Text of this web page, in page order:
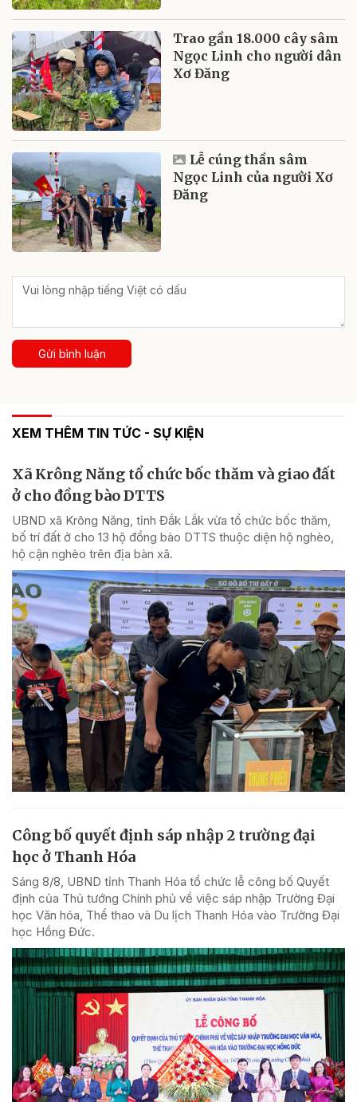
Trao gần 18.000 cây sâm
Ngọc Linh cho người dân
Xơ Đăng
Lễ cúng thần sâm
Ngọc Linh của người Xơ
Đăng
Gửi bình luận
XEM THÊM TIN TỨC - SỰ KIỆN
Xã Krông Năng tổ chức bốc thăm và giao đất
ở cho đồng bào DTTS
UBND xã Krông Năng, tỉnh Đắk Lắk vừa tổ chức bốc thăm,
bố trí đất ở cho 13 hộ đồng bào DTTS thuộc diện hộ nghèo,
hộ cận nghèo trên địa bàn xã.
Công bố quyết định sáp nhập 2 trường đại
học ở Thanh Hóa
Sáng 8/8, UBND tỉnh Thanh Hóa tổ chức lễ công bố Quyết
định của Thủ tướng Chính phủ về việc sáp nhập Trường Đại
học Văn hóa, Thể thao và Du lịch Thanh Hóa vào Trường Đại
học Hồng Đức.